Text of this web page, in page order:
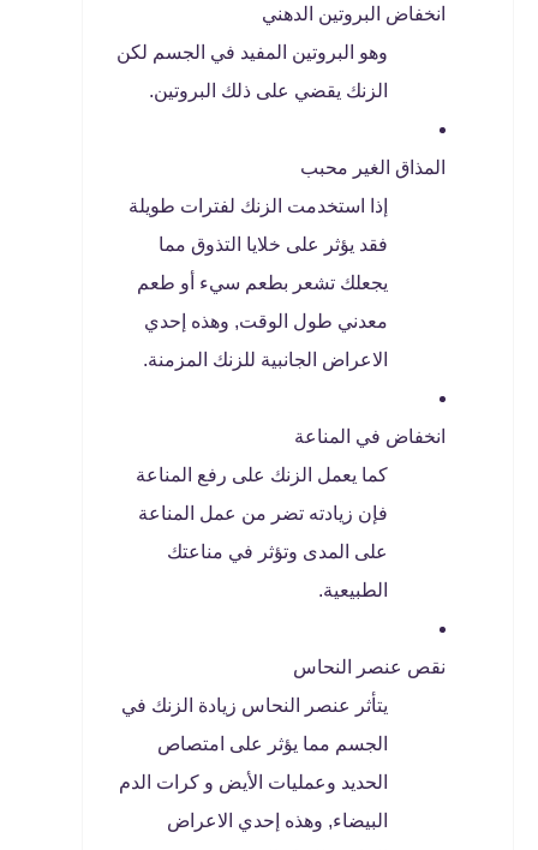
انخفاض البروتين الدهني
وهو البروتين المفيد في الجسم لكن
الزنك يقضي على ذلك البروتين.
المذاق الغير محبب
إذا استخدمت الزنك لفترات طويلة
فقد يؤثر على خلايا التذوق مما
يجعلك تشعر بطعم سيء أو طعم
معدني طول الوقت, وهذه إحدي
الاعراض الجانبية للزنك المزمنة.
انخفاض في المناعة
كما يعمل الزنك على رفع المناعة
فإن زيادته تضر من عمل المناعة
على المدى وتؤثر في مناعتك
الطبيعية.
نقص عنصر النحاس
يتأثر عنصر النحاس زيادة الزنك في
الجسم مما يؤثر على امتصاص
الحديد وعمليات الأيض و كرات الدم
البيضاء, وهذه إحدي الاعراض